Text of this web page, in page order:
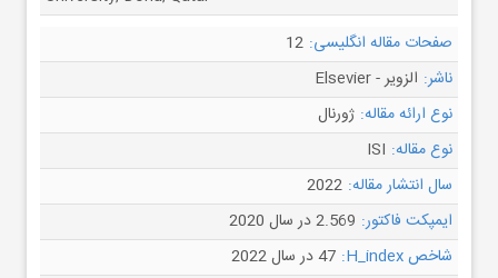
صفحات مقاله انگلیسی: 12
ناشر: الزویر - Elsevier
نوع ارائه مقاله: ژورنال
نوع مقاله: ISI
سال انتشار مقاله: 2022
ایمپکت فاکتور: 2.569 در سال 2020
شاخص H_index:
47 در سال 2022